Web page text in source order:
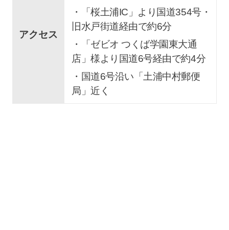
アクセス
・「桜土浦IC」より国道354号・
旧水戸街道経由で約6分
・「ゼビオ つくば学園東大通
店」様より国道6号経由で約4分
・国道6号沿い「土浦中村郵便
局」近く